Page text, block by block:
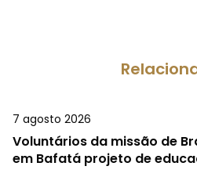
7 agosto 2026
Voluntários da missão de
em Bafatá projeto de